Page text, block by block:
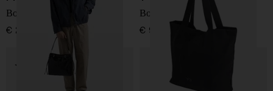
Borsa a tracolla in pelle
€ 2.950,00
Borsa tote in nylon
€ 90,00